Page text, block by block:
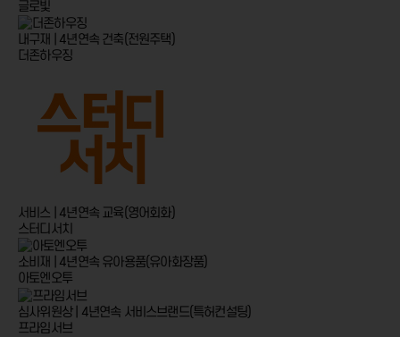
글로빛
내구재 | 4년연속 건축(전원주택)
더존하우징
서비스 | 4년연속 교육(영어회화)
스터디서치
소비재 | 4년연속 유아용품(유아화장품)
아토엔오투
심사위원상 | 4년연속 서비스브랜드(특허컨설팅)
프라임서브